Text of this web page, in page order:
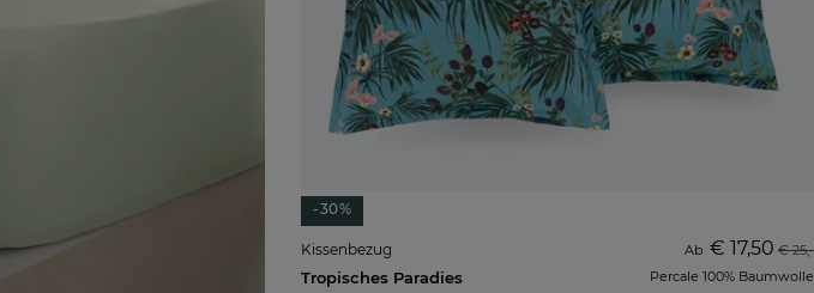
-30%
Kissenbezug
Tropisches Paradies
Ab € 17,50 € 25,-
Percale 100% Baumwolle